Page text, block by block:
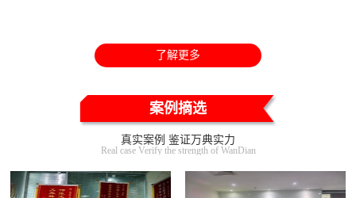
了解更多
案例摘选
真实案例 鉴证万典实力
Real case Verify the strength of WanDian